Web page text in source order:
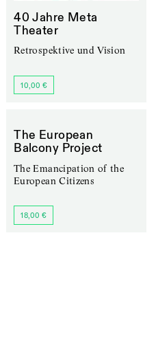
40 Jahre Meta
Theater
Retrospektive und Vision
10,00 €
The European
Balcony Project
The Emancipation of the
European Citizens
18,00 €